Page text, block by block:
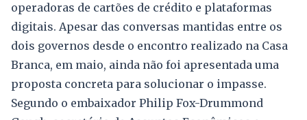
operadoras de cartões de crédito e plataformas
digitais. Apesar das conversas mantidas entre os
dois governos desde o encontro realizado na Casa
Branca, em maio, ainda não foi apresentada uma
proposta concreta para solucionar o impasse.
Segundo o embaixador Philip Fox-Drummond